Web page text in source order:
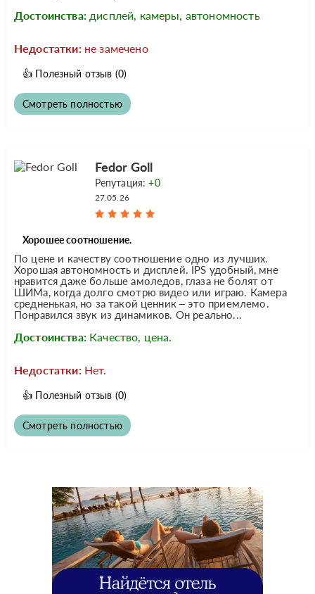
Достоинства: дисплей, камеры, автономность
Недостатки: не замечено
👍 Полезный отзыв (0)
Смотреть полностью
Fedor Goll
Репутация:+0
27.05.26
Хорошее соотношение.
По цене и качеству соотношение одно из лучших.
Хорошая автономность и дисплей. IPS удобный, мне
нравится даже больше амоледов, глаза не болят от
ШИМа, когда долго смотрю видео или играю. Камера
средненькая, но за такой ценник – это приемлемо.
Понравился звук из динамиков. Он реально...
Достоинства: Качество, цена.
Недостатки: Нет.
👍 Полезный отзыв (0)
Смотреть полностью